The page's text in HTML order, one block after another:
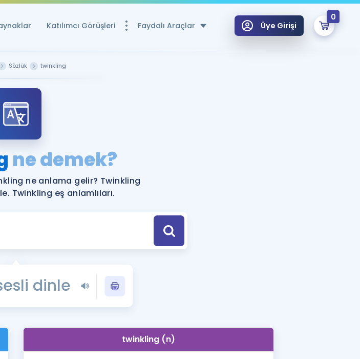
Katılımcı Görüşleri Faydalı Araçlar
YDS ve YÖKDİL Puan Hesaplama Aracı
YDS ve YÖKDİL'e Hazırlananlar için Öneriler
Tüm ÖSYM Sınavları Tek Takvimde
YDS - YÖKDİL Tüm Sınavlarla İlgili Haberler
İngilizce Gramer
Üye Girişi
0
Remzi Hoca ile seni sınava hazırlayacak onlarca eğitim seni bekliyor!
Sözlük twinkling
ne demek?
ne anlama gelir? Twinkling
Twinkling eş anlamlıları.
dinle
twinkling (n)